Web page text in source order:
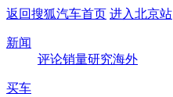
返回搜狐汽车首页 进入北京站
新闻
评论销量研究海外
买车